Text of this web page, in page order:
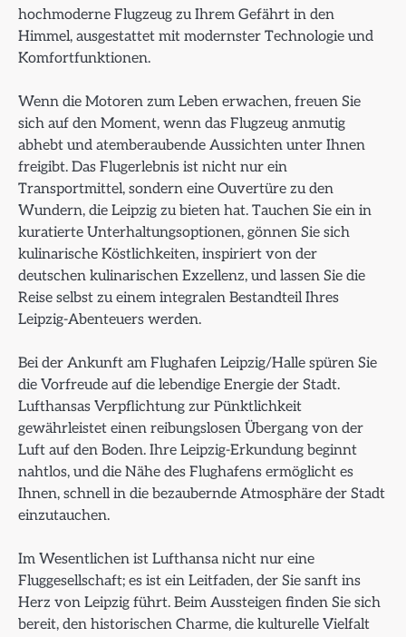
hochmoderne Flugzeug zu Ihrem Gefährt in den
Himmel, ausgestattet mit modernster Technologie und
Komfortfunktionen.
Wenn die Motoren zum Leben erwachen, freuen Sie
sich auf den Moment, wenn das Flugzeug anmutig
abhebt und atemberaubende Aussichten unter Ihnen
freigibt. Das Flugerlebnis ist nicht nur ein
Transportmittel, sondern eine Ouvertüre zu den
Wundern, die Leipzig zu bieten hat. Tauchen Sie ein in
kuratierte Unterhaltungsoptionen, gönnen Sie sich
kulinarische Köstlichkeiten, inspiriert von der
deutschen kulinarischen Exzellenz, und lassen Sie die
Reise selbst zu einem integralen Bestandteil Ihres
Leipzig-Abenteuers werden.
Bei der Ankunft am Flughafen Leipzig/Halle spüren Sie
die Vorfreude auf die lebendige Energie der Stadt.
Lufthansas Verpflichtung zur Pünktlichkeit
gewährleistet einen reibungslosen Übergang von der
Luft auf den Boden. Ihre Leipzig-Erkundung beginnt
nahtlos, und die Nähe des Flughafens ermöglicht es
Ihnen, schnell in die bezaubernde Atmosphäre der Stadt
einzutauchen.
Im Wesentlichen ist Lufthansa nicht nur eine
Fluggesellschaft; es ist ein Leitfaden, der Sie sanft ins
Herz von Leipzig führt. Beim Aussteigen finden Sie sich
bereit, den historischen Charme, die kulturelle Vielfalt